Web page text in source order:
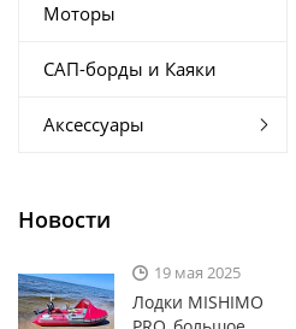
Моторы
САП-борды и Каяки
Аксессуары
Новости
19 мая 2025
Лодки MISHIMO